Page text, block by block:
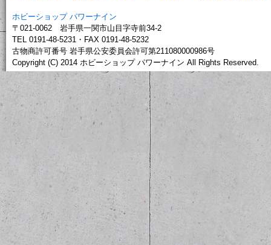
ホビーショップ パワーナイン
〒021-0062 岩手県一関市山目字寺前34-2
TEL 0191-48-5231・FAX 0191-48-5232
古物商許可番号 岩手県公安委員会許可第211080000986号
Copyright (C) 2014 ホビーショップ パワーナイン All Rights Reserved.